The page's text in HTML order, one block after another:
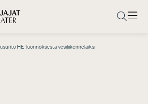
HE-luonnoksesta vesiliikennelaiksi